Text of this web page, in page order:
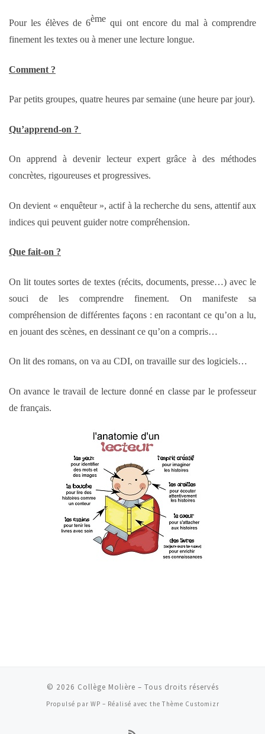
Pour les élèves de 6ème qui ont encore du mal à comprendre
finement les textes ou à mener une lecture longue.
Comment ?
Par petits groupes, quatre heures par semaine (une heure par jour).
Qu’apprend-on ?
On apprend à devenir lecteur expert grâce à des méthodes
concrètes, rigoureuses et progressives.
On devient « enquêteur », actif à la recherche du sens, attentif aux
indices qui peuvent guider notre compréhension.
Que fait-on ?
On lit toutes sortes de textes (récits, documents, presse…) avec le
souci de les comprendre finement. On manifeste sa
compréhension de différentes façons : en racontant ce qu’on a lu,
en jouant des scènes, en dessinant ce qu’on a compris…
On lit des romans, on va au CDI, on travaille sur des logiciels…
On avance le travail de lecture donné en classe par le professeur
de français.
© 2026 Collège Molière – Tous droits réservés
Propulsé par WP – Réalisé avec the Thème Customizr